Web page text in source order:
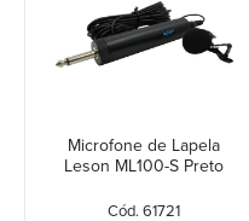
Microfone de Lapela
Leson ML100-S Preto
Cód. 61721